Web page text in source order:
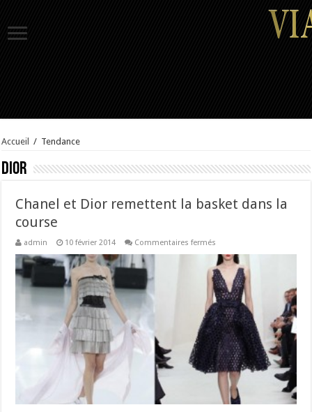
Accueil / Tendance
Dior
Chanel et Dior remettent la basket dans la
course
admin 10 février 2014 Commentaires fermés
et
Dior
remettent
la
basket
dans
la
course